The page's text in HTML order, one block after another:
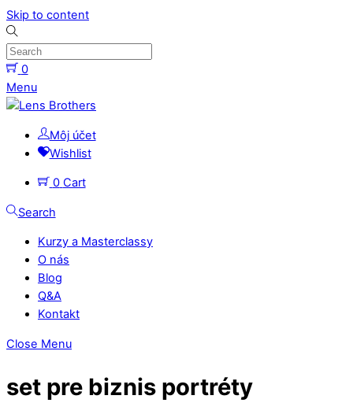
Skip to content
0
Menu
Môj účet
Wishlist
0 Cart
Search
Kurzy a Masterclassy
O nás
Blog
Q&A
Kontakt
Close Menu
set pre biznis portréty